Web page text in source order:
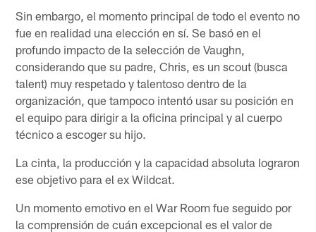
Sin embargo, el momento principal de todo el evento no
fue en realidad una elección en sí. Se basó en el
profundo impacto de la selección de Vaughn,
considerando que su padre, Chris, es un scout (busca
talent) muy respetado y talentoso dentro de la
organización, que tampoco intentó usar su posición en
el equipo para dirigir a la oficina principal y al cuerpo
técnico a escoger su hijo.
La cinta, la producción y la capacidad absoluta lograron
ese objetivo para el ex Wildcat.
Un momento emotivo en el War Room fue seguido por
la comprensión de cuán excepcional es el valor de